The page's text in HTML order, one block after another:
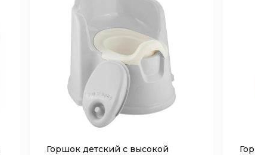
Горшок детский с высокой